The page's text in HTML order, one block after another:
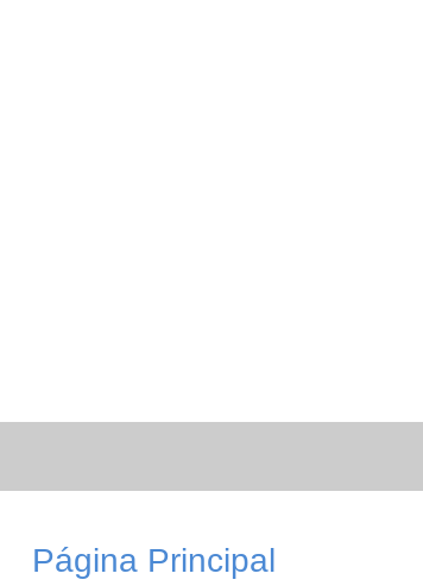
Página Principal